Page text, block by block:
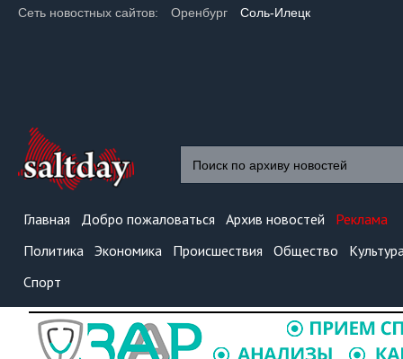
Сеть новостных сайтов: Оренбург Соль-Илецк
Главная Добро пожаловаться Архив новостей
Реклама
Политика Экономика Происшествия Общество
Спорт